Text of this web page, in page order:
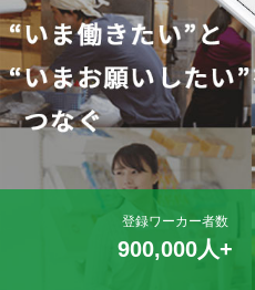
登録ワーカー者数
900,000人+